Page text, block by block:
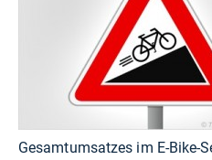
Gesamtumsatzes im E-Bike-